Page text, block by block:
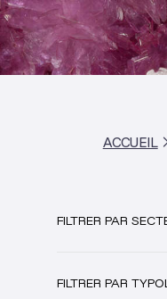
ACCUEIL
FILTRER PAR
FILTRER PAR